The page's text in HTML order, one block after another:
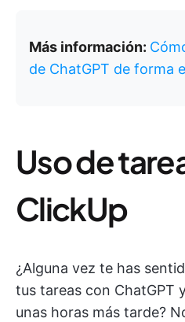
Más información:
de ChatGPT de forma
Uso de
ClickUp
¿Alguna vez te has
tus tareas con ChatGPT
unas horas más tarde?